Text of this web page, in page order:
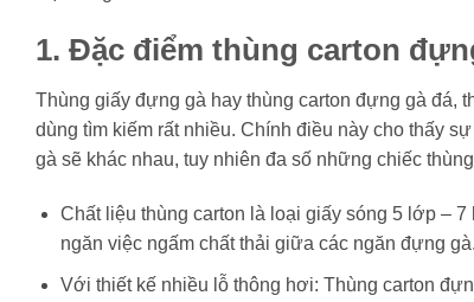
1. Đặc điểm thùng carton
Thùng giấy đựng gà hay thùng carton đựng gà
dùng tìm kiếm rất nhiều. Chính điều này cho thấy
gà sẽ khác nhau, tuy nhiên đa số những chiếc
Chất liệu thùng carton là loại giấy sóng 5 lớp –
ngăn việc ngấm chất thải giữa các ngăn đựng gà.
Với thiết kế nhiều lỗ thông hơi: Thùng carton